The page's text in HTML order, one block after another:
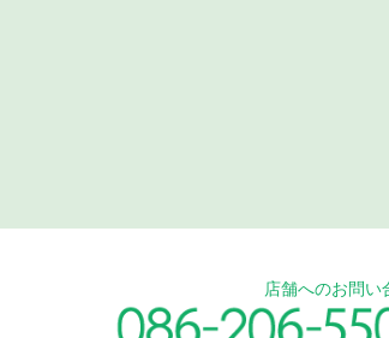
店舗へのお問い